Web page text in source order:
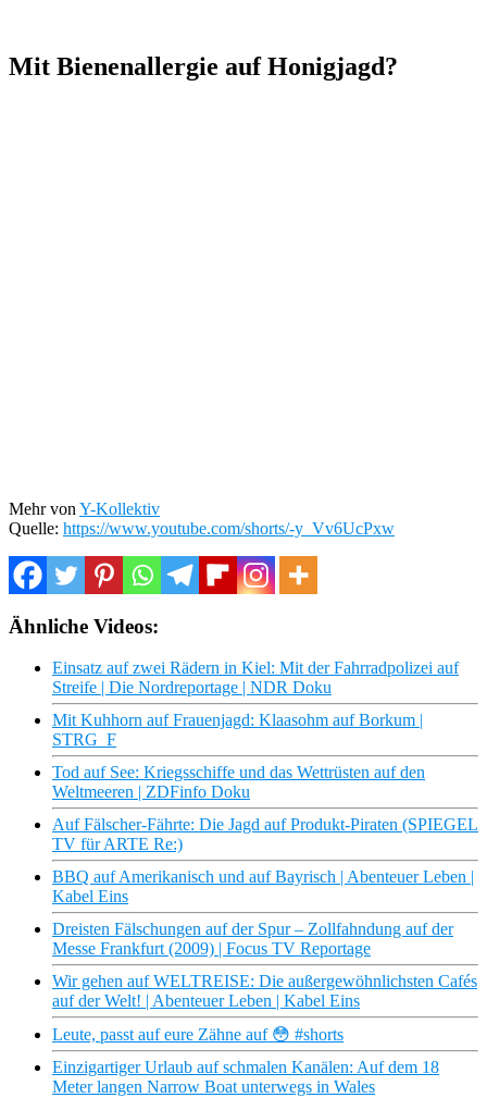
Mit Bienenallergie auf Honigjagd?
Mehr von Y-Kollektiv
Quelle: https://www.youtube.com/shorts/-y_Vv6UcPxw
Ähnliche Videos:
Einsatz auf zwei Rädern in Kiel: Mit der Fahrradpolizei auf
Streife | Die Nordreportage | NDR Doku
Mit Kuhhorn auf Frauenjagd: Klaasohm auf Borkum |
STRG_F
Tod auf See: Kriegsschiffe und das Wettrüsten auf den
Weltmeeren | ZDFinfo Doku
Auf Fälscher-Fährte: Die Jagd auf Produkt-Piraten (SPIEGEL
TV für ARTE Re:)
BBQ auf Amerikanisch und auf Bayrisch | Abenteuer Leben |
Kabel Eins
Dreisten Fälschungen auf der Spur – Zollfahndung auf der
Messe Frankfurt (2009) | Focus TV Reportage
Wir gehen auf WELTREISE: Die außergewöhnlichsten Cafés
auf der Welt! | Abenteuer Leben | Kabel Eins
Leute, passt auf eure Zähne auf 😳 #shorts
Einzigartiger Urlaub auf schmalen Kanälen: Auf dem 18
Meter langen Narrow Boat unterwegs in Wales